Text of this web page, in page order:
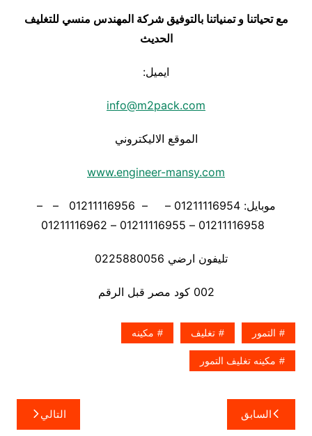
مع تحياتنا و تمنياتنا بالتوفيق شركة المهندس منسي للتغليف
الحديث
ايميل:
info@m2pack.com
الموقع الاليكتروني
www.engineer-mansy.com
موبايل: 01211116954 – – 01211116956 – –
تليفون ارضي 0225880056
002 كود مصر قبل الرقم
التمور تغليف مكينه
مكينه تغليف التمور
تصفّح
المقالات
السابق التالي